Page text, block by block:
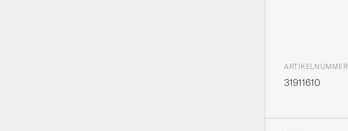
ARTIKELNUMMER
31911610